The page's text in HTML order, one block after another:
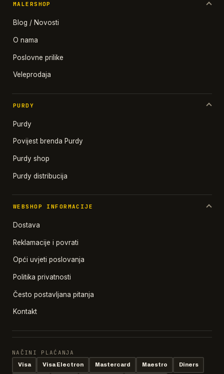
MALERSHOP
Blog / Novosti
O nama
Poslovne prilike
Veleprodaja
PURDY
Purdy
Povijest brenda Purdy
Purdy shop
Purdy distribucija
WEBSHOP INFORMACIJE
Dostava
Reklamacije i povrati
Opći uvjeti poslovanja
Politika privatnosti
Često postavljana pitanja
Kontakt
NAČINI PLAĆANJA
Visa Visa Electron Mastercard Maestro Diners